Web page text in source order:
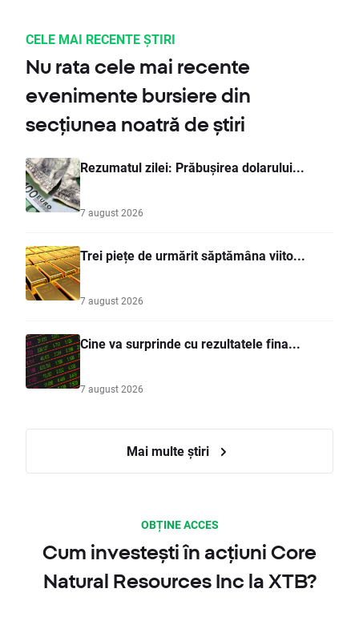
CELE MAI RECENTE ȘTIRI
Nu rata cele mai recente
evenimente bursiere din
secțiunea noatră de știri
Rezumatul zilei: Prăbușirea dolarului...
7 august 2026
Trei piețe de urmărit săptămâna viito...
7 august 2026
Cine va surprinde cu rezultatele fina...
7 august 2026
Mai multe știri
OBȚINE ACCES
Cum investești în acțiuni Core
Natural Resources Inc la XTB?